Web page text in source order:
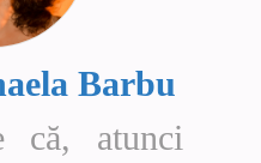
Barbu
că, atunci